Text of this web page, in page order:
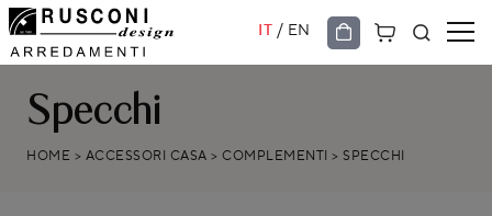
IT / EN
Specchi
HOME > ACCESSORI CASA > COMPLEMENTI > SPECCHI